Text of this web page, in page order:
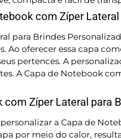
com Zíper
para Brindes
Ao oferecer essa capa
pertences. A
A Capa de Notebook
Zíper Lateral para
a Capa de
por meio do calor,